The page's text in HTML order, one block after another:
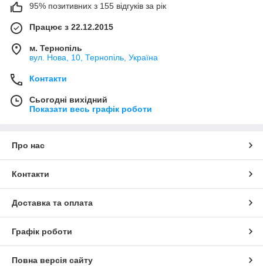
95% позитивних з 155 відгуків за рік
Працює з 22.12.2015
м. Тернопіль
вул. Нова, 10, Тернопіль, Україна
Контакти
Сьогодні вихідний
Показати весь графік роботи
Про нас
Контакти
Доставка та оплата
Графік роботи
Повна версія сайту